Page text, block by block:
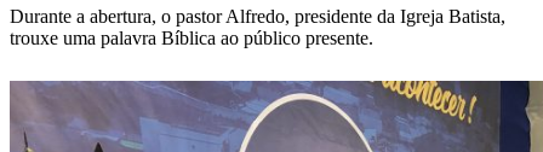
Durante a abertura, o pastor Alfredo, presidente da Igreja Batista,
trouxe uma palavra Bíblica ao público presente.